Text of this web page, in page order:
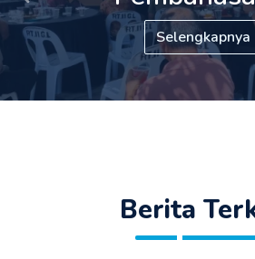
Selengkapnya
Berita